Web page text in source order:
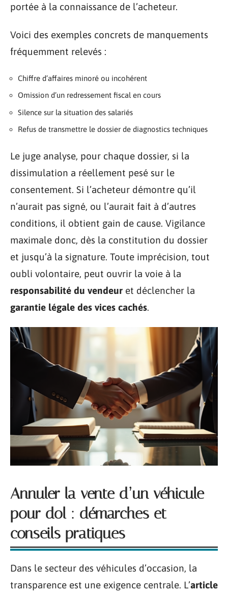
portée à la connaissance de l’acheteur.
Voici des exemples concrets de manquements
fréquemment relevés :
Chiffre d’affaires minoré ou incohérent
Omission d’un redressement fiscal en cours
Silence sur la situation des salariés
Refus de transmettre le dossier de diagnostics techniques
Le juge analyse, pour chaque dossier, si la
dissimulation a réellement pesé sur le
consentement. Si l’acheteur démontre qu’il
n’aurait pas signé, ou l’aurait fait à d’autres
conditions, il obtient gain de cause. Vigilance
maximale donc, dès la constitution du dossier
et jusqu’à la signature. Toute imprécision, tout
oubli volontaire, peut ouvrir la voie à la
responsabilité du vendeur et déclencher la
garantie légale des vices cachés.
Annuler la vente d’un véhicule
pour dol : démarches et
conseils pratiques
Dans le secteur des véhicules d’occasion, la
transparence est une exigence centrale. L’article